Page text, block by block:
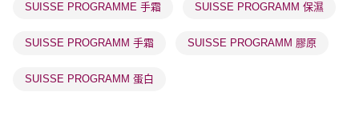
SUISSE PROGRAMME 手霜 SUISSE PROGRAMM 保濕
SUISSE PROGRAMM 手霜 SUISSE PROGRAMM 膠原
SUISSE PROGRAMM 蛋白